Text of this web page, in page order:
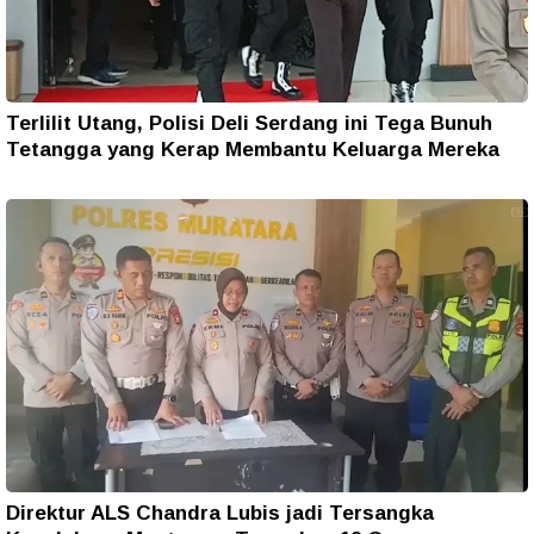
Terlilit Utang, Polisi Deli Serdang ini Tega Bunuh
Tetangga yang Kerap Membantu Keluarga Mereka
Direktur ALS Chandra Lubis jadi Tersangka